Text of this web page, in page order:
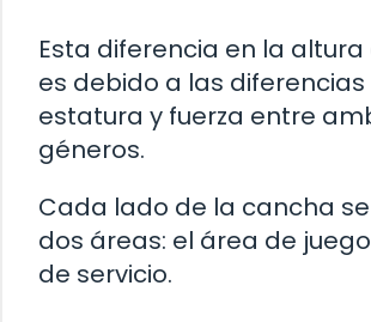
Esta diferencia en la
es debido a las diferencias
estatura y fuerza entre
géneros.
Cada lado de la cancha
dos áreas: el área de
de servicio.